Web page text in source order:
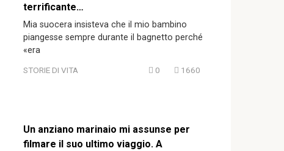
terrificante…
Mia suocera insisteva che il mio bambino
piangesse sempre durante il bagnetto perché
«era
STORIE DI VITA 0 1660
Un anziano marinaio mi assunse per
filmare il suo ultimo viaggio. A